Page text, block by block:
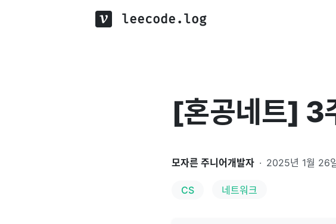
leecode.log
[혼공네트] 3
모자른 주니어개발자 · 2025년 1월 26
CS 네트워크